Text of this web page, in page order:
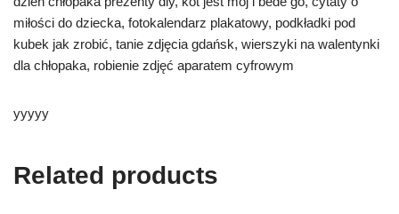
miłości do dziecka, fotokalendarz plakatowy, podkładki pod
kubek jak zrobić, tanie zdjęcia gdańsk, wierszyki na walentynki
dla chłopaka, robienie zdjęć aparatem cyfrowym
yyyyy
Related products